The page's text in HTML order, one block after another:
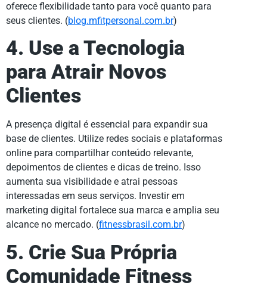
oferece flexibilidade tanto para você quanto para
seus clientes. (blog.mfitpersonal.com.br)
4. Use a Tecnologia
para Atrair Novos
Clientes
A presença digital é essencial para expandir sua
base de clientes. Utilize redes sociais e plataformas
online para compartilhar conteúdo relevante,
depoimentos de clientes e dicas de treino. Isso
aumenta sua visibilidade e atrai pessoas
interessadas em seus serviços. Investir em
marketing digital fortalece sua marca e amplia seu
alcance no mercado. (fitnessbrasil.com.br)
5. Crie Sua Própria
Comunidade Fitness